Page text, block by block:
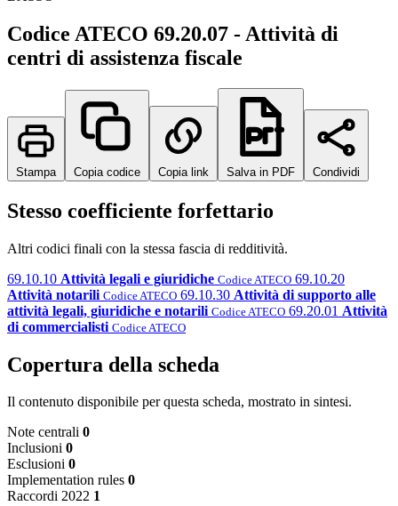
Codice ATECO 69.20.07 - Attività di
centri di assistenza fiscale
Stampa Copia codice Copia link Salva in PDF Condividi
Stesso coefficiente forfettario
Altri codici finali con la stessa fascia di redditività.
69.10.10 Attività legali e giuridiche Codice ATECO 69.10.20
Attività notarili Codice ATECO 69.10.30 Attività di supporto alle
attività legali, giuridiche e notarili Codice ATECO 69.20.01 Attività
di commercialisti Codice ATECO
Copertura della scheda
Il contenuto disponibile per questa scheda, mostrato in sintesi.
Note centrali 0
Inclusioni 0
Esclusioni 0
Implementation rules 0
Raccordi 2022 1